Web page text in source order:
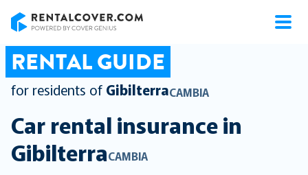
RENTAL GUIDE
for residents of GibilterraCAMBIA
Car rental insurance in
GibilterraCAMBIA